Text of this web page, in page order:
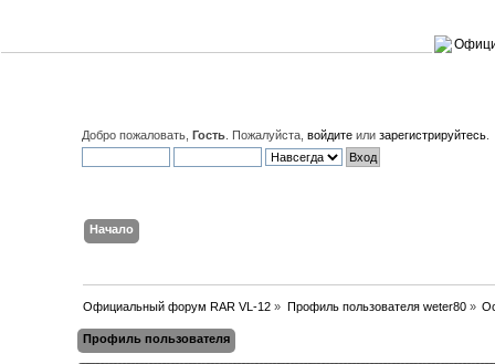
Добро пожаловать, Гость . Пожалуйста, войдите или зарегистрируйтесь
Начало
Официальный форум RAR VL-12 » Профиль пользователя weter80»
Профиль пользователя